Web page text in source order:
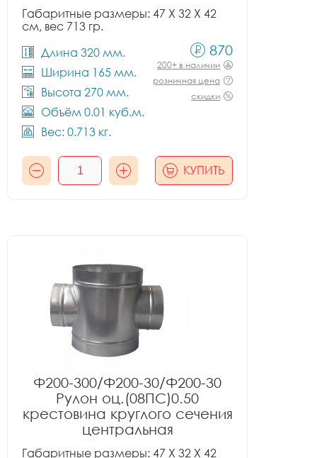
Габаритные размеры: 47 X 32 X 42
см, вес 713 гр.
Длина 320 мм.
Ширина 165 мм.
Высота 270 мм.
Объём 0.01 куб.м.
Вес: 0.713 кг.
870
200+ в наличии
розничная цена
скидки
КУПИТЬ
Ф200-300/Ф200-30/Ф200-30
Рулон оц.(08ПС)0.50
крестовина круглого сечения
центральная
Габаритные размеры: 47 X 32 X 42